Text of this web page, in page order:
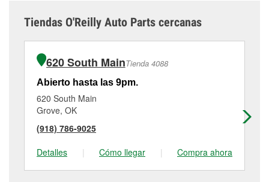
Tiendas O'Reilly Auto Parts cercanas
620 South MainTienda 4088
Abierto hasta las 9pm.
620 South Main
Grove, OK
(918) 786-9025
Detalles
| Cómo llegar | Compra ahora